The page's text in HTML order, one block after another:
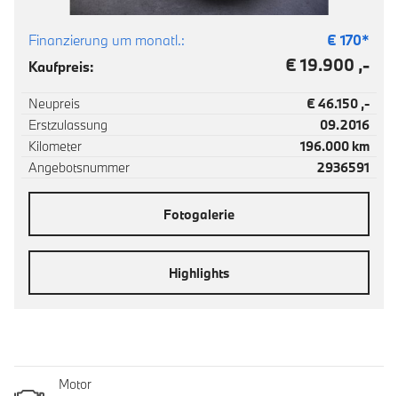
Finanzierung um monatl.: € 170*
Kaufpreis:
€ 19.900 ,-
Neupreis
€ 46.150 ,-
Erstzulassung
09.2016
Kilometer
196.000 km
Angebotsnummer
2936591
Fotogalerie
Highlights
Motor